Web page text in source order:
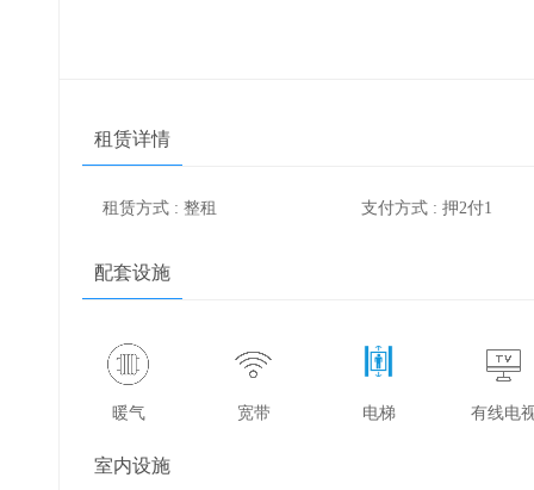
租赁详情
租赁方式 : 整租 支付方式 : 押2付1
配套设施
暖气 宽带 电梯 有线电
室内设施